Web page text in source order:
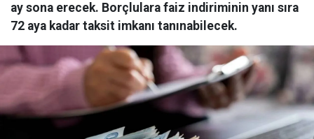
ay sona erecek. Borçlulara faiz indiriminin yanı sıra
72 aya kadar taksit imkanı tanınabilecek.